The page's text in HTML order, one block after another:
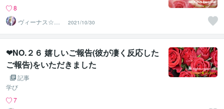
8
ヴィーナス☆パ
ワー
2021/10/30
❤NO.２６ 嬉しいご報告(彼が凄く反応した
ご報告)をいただきました
記事
学び
7